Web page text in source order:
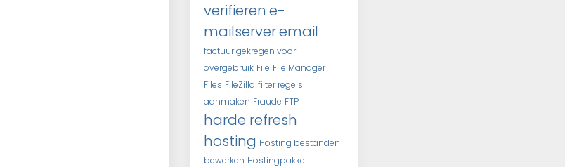
verifieren e-
mailserveremail
factuur gekregen voor
overgebruik File File Manager
Files FileZilla filter regels
aanmaken Fraude FTP
harde refresh
hosting Hosting bestanden
bewerken Hostingpakket